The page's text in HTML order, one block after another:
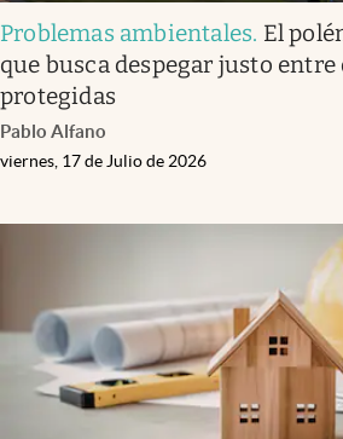
Mediakit
abre en nueva pestaña
Argentina
Problemas ambientales. El
que busca despegar justo entre
protegidas
Pablo Alfano
viernes, 17 de Julio de 2026